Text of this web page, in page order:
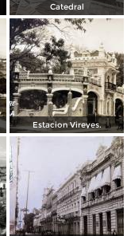
Catedral
Estacion Vireyes.